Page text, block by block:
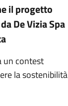
il progetto
De Vizia Spa
un contest
la sostenibilità